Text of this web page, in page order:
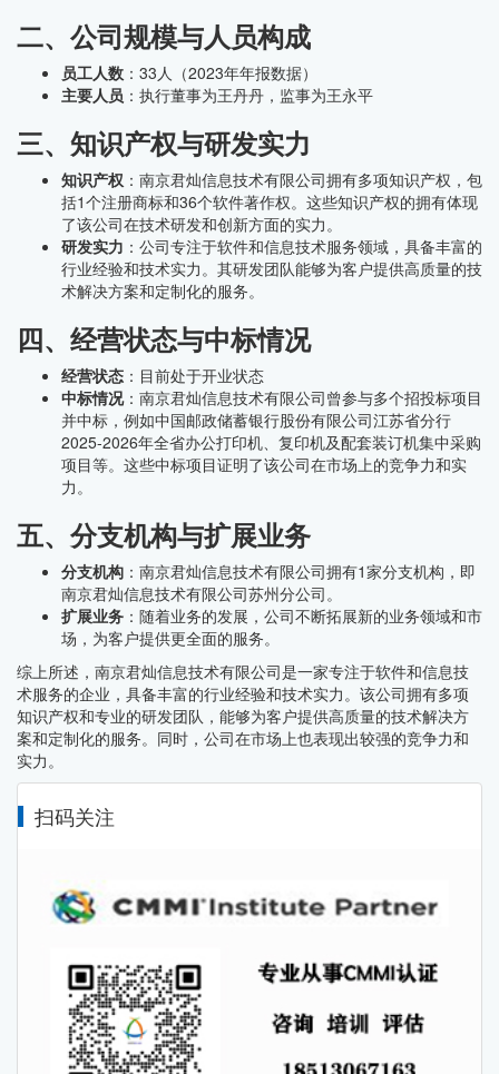
二、公司规模与人员构成
员工人数 ：33人（2023年年报数据）
主要人员 ：执行董事为王丹丹，监事为王永平
三、知识产权与研发实力
知识产权 ：南京君灿信息技术有限公司拥有多项知识产权，包
括1个注册商标和36个软件著作权。这些知识产权的拥有体现
了该公司在技术研发和创新方面的实力。
研发实力 ：公司专注于软件和信息技术服务领域，具备丰富的
行业经验和技术实力。其研发团队能够为客户提供高质量的技
术解决方案和定制化的服务。
四、经营状态与中标情况
经营状态 ：目前处于开业状态
中标情况：南京君灿信息技术有限公司曾参与多个招投标项目
并中标，例如中国邮政储蓄银行股份有限公司江苏省分行
2025-2026年全省办公打印机、复印机及配套装订机集中采购
项目等。这些中标项目证明了该公司在市场上的竞争力和实
力。
五、分支机构与扩展业务
分支机构 ：南京君灿信息技术有限公司拥有1家分支机构，即
南京君灿信息技术有限公司苏州分公司。
扩展业务 ：随着业务的发展，公司不断拓展新的业务领域和市
场，为客户提供更全面的服务。
综上所述，南京君灿信息技术有限公司是一家专注于软件和信息技
术服务的企业，具备丰富的行业经验和技术实力。该公司拥有多项
知识产权和专业的研发团队，能够为客户提供高质量的技术解决方
案和定制化的服务。同时，公司在市场上也表现出较强的竞争力和
实力。
扫码关注